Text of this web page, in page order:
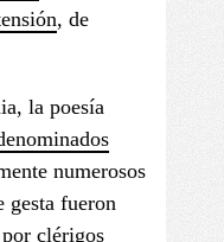
, de
la poesía
numerosos
gesta fueron
clérigos